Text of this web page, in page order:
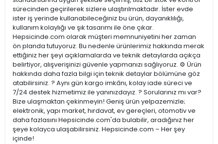
sürecinden geçirilerek sizlere ulaştırılmaktadır. İster evde
ister iş yerinde kullanabileceğiniz bu ürün, dayanıklılığı,
kullanım kolaylığı ve şık tasarımı ile öne çıkar.
Hepsicinde.com olarak müşteri memnuniyetini her zaman
ön planda tutuyoruz. Bu nedenle ürünlerimiz hakkında merak
ettiğiniz her şeyi açıklamalarda ve teknik detaylarda açıkça
belirtiyor, alışverişinizi güvenle yapmanızı sağlıyoruz. ⚙️ Ürün
hakkında daha fazla bilgi için teknik detaylar bölümüne göz
atabilirsiniz. ? Aynı gün kargo imkânı, kolay iade süreci ve
7/24 destek hizmetimiz ile yanınızdayız. ? Sorularınız mı var?
Bize ulaşmaktan çekinmeyin! Geniş ürün yelpazemizle;
elektronik, yapı market, hırdavat, ev gereçleri, otomotiv ve
daha fazlasını Hepsicinde.com'da bulabilir, aradığınız her
şeye kolayca ulaşabilirsiniz. Hepsicinde.com – Her şey
içinde!